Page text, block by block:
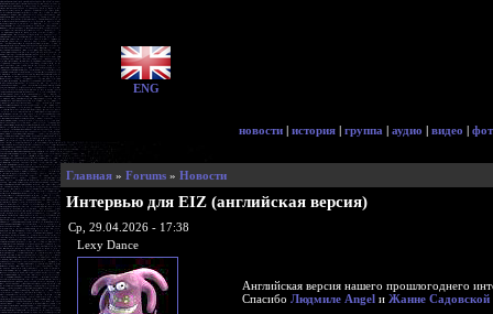
ENG
новости | история | группа | аудио | видео |
Главная » Forums » Новости
Интервью для EIZ (английская версия)
Ср, 29.04.2026 - 17:38
Lexy Dance
Английская версия нашего прошлогоднего
Спасибо Людмиле Angel и Жанне Садовской